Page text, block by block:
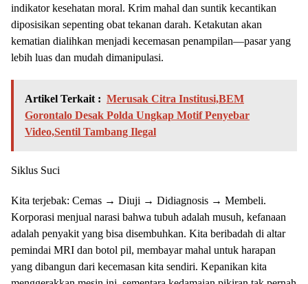
indikator kesehatan moral. Krim mahal dan suntik kecantikan
diposisikan sepenting obat tekanan darah. Ketakutan akan
kematian dialihkan menjadi kecemasan penampilan—pasar yang
lebih luas dan mudah dimanipulasi.
Artikel Terkait : Merusak Citra Institusi,BEM
Gorontalo Desak Polda Ungkap Motif Penyebar
Video,Sentil Tambang Ilegal
Siklus Suci
Kita terjebak: Cemas → Diuji → Didiagnosis → Membeli.
Korporasi menjual narasi bahwa tubuh adalah musuh, kefanaan
adalah penyakit yang bisa disembuhkan. Kita beribadah di altar
pemindai MRI dan botol pil, membayar mahal untuk harapan
yang dibangun dari kecemasan kita sendiri. Kepanikan kita